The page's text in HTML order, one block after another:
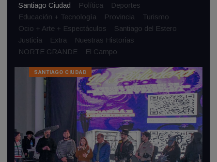
Santiago Ciudad Política
Deportes
Educación + Tecnologí­a
Provincia
Turismo
Ocio + Arte + Espectáculos
Santiago del Estero
Justicia
Extra
Nuestras Historias
NORTE GRANDE
El Campo
SANTIAGO CIUDAD